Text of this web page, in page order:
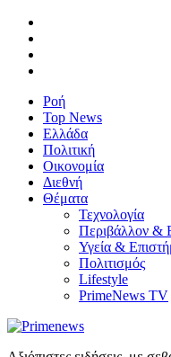
Ροή
Top News
Ελλάδα
Πολιτική
Οικονομία
Διεθνή
Θέματα
Τεχνολογία
Περιβάλλον &
Υγεία &
Πολιτισμός
Lifestyle
PrimeNews TV